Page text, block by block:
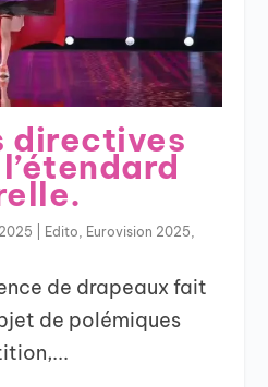
directives
l’étendard
Edito Eurovision 2025
de drapeaux fait
de polémiques